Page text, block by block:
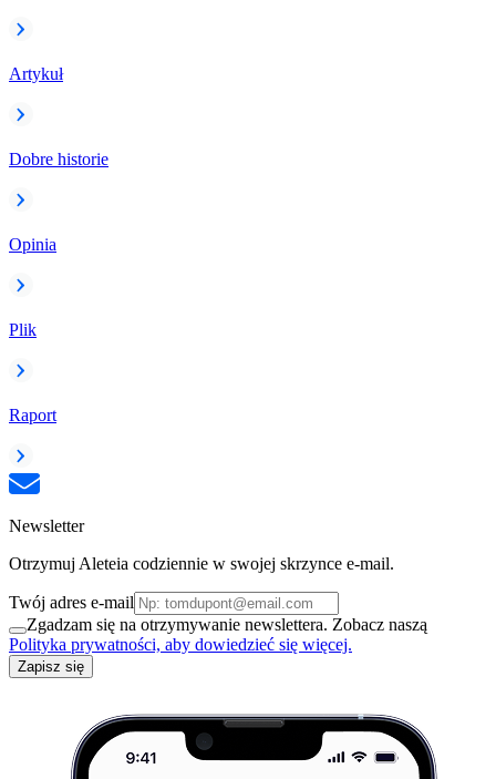
Artykuł
Dobre historie
Opinia
Plik
Raport
Newsletter
Otrzymuj Aleteia codziennie w swojej skrzynce e-mail.
Twój adres e-mail
Zgadzam się na otrzymywanie newslettera. Zobacz naszą
Polityka prywatności, aby dowiedzieć się więcej.
Zapisz się